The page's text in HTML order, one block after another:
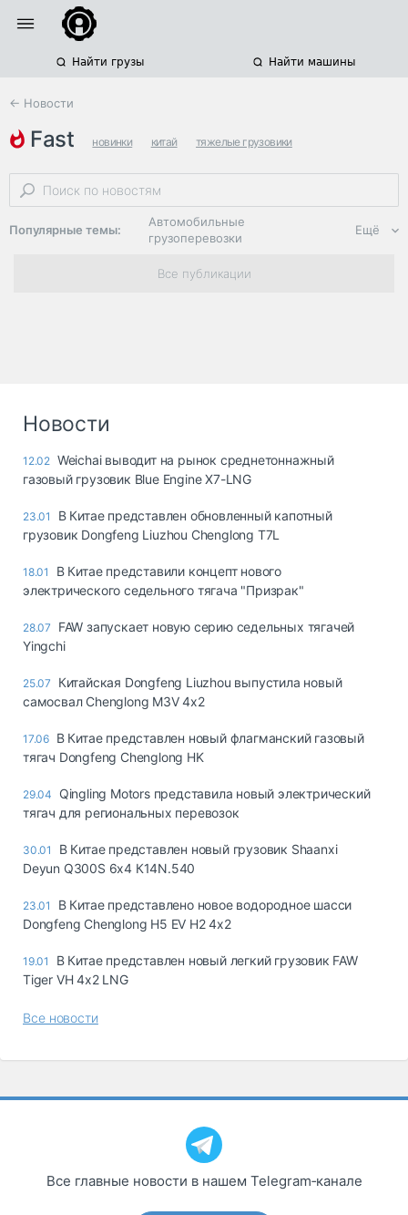
Найти грузы Найти машины
← Новости
fast новинки китай тяжелые грузовики
Популярные темы:
Автомобильные
грузоперевозки
Региональная
логистика
опасные грузы
страхование
Склады и
грузовые
Коммерческий
Спецтехника
запчасти, шины
Топливо, масла и
Ещё
Все публикации
Новости
12.02 Weichai выводит на рынок среднетоннажный
газовый грузовик Blue Engine X7-LNG
23.01
В Китае представлен обновленный капотный
грузовик Dongfeng Liuzhou Chenglong T7L
18.01
В Китае представили концепт нового
электрического седельного тягача "Призрак"
28.07
FAW запускает новую серию седельных тягачей
Yingchi
25.07
Китайская Dongfeng Liuzhou выпустила новый
самосвал Chenglong M3V 4x2
17.06 В Китае представлен новый флагманский газовый
тягач Dongfeng Chenglong HK
29.04
Qingling Motors представила новый электрический
тягач для региональных перевозок
30.01
В Китае представлен новый грузовик Shaanxi
Deyun Q300S 6x4 К14N.540
23.01
В Китае представлено новое водородное шасси
Dongfeng Chenglong H5 EV H2 4x2
19.01
В Китае представлен новый легкий грузовик FAW
Tiger VH 4x2 LNG
Все новости
Все главные новости в нашем Telegram‑канале